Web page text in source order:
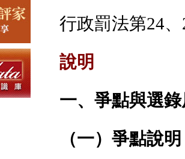
行政罰法第24
說明
一、爭點與選
（一）爭點說明